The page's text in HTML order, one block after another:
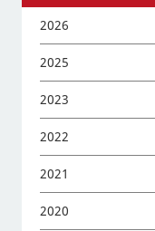
2026
2025
2023
2022
2021
2020